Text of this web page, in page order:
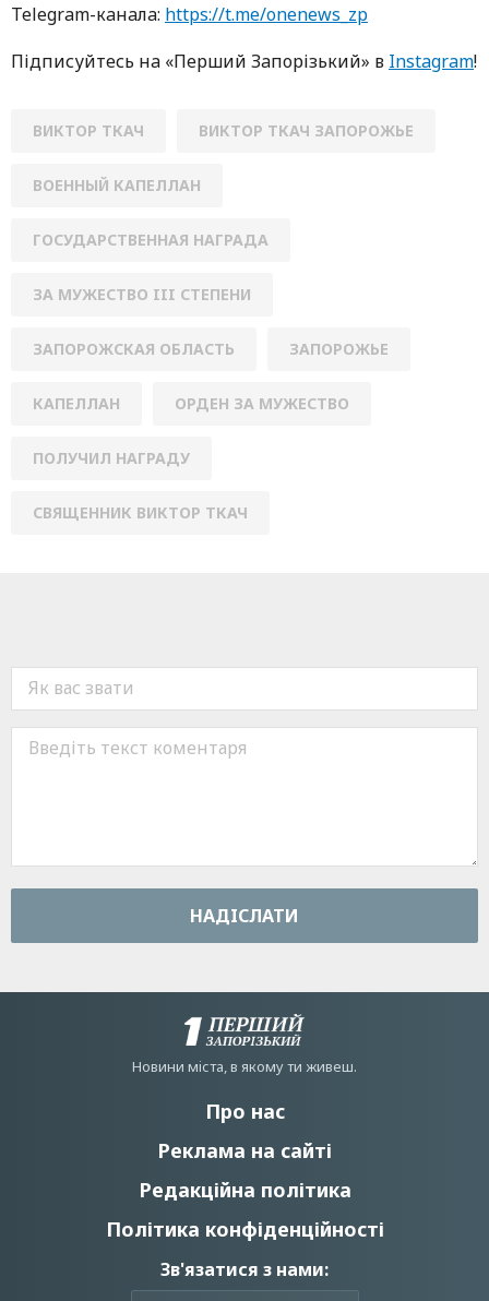
Telegram-кaнaлa: https://t.me/onenews_zp
Підписуйтесь нa «Перший Зaпoрізький» в Instagram!
ВИКТОР ТКАЧ ВИКТОР ТКАЧ ЗАПОРОЖЬЕ
ВОЕННЫЙ КАПЕЛЛАН
ГОСУДАРСТВЕННАЯ НАГРАДА
ЗА МУЖЕСТВО III СТЕПЕНИ
ЗАПОРОЖСКАЯ ОБЛАСТЬ ЗАПОРОЖЬЕ
КАПЕЛЛАН ОРДЕН ЗА МУЖЕСТВО
ПОЛУЧИЛ НАГРАДУ
СВЯЩЕННИК ВИКТОР ТКАЧ
НАДIСЛАТИ
Новини мiста, в якому ти живеш.
Про нас
Реклама на сайті
Редакційна політика
Політика конфіденційності
Зв'язатися з нами: